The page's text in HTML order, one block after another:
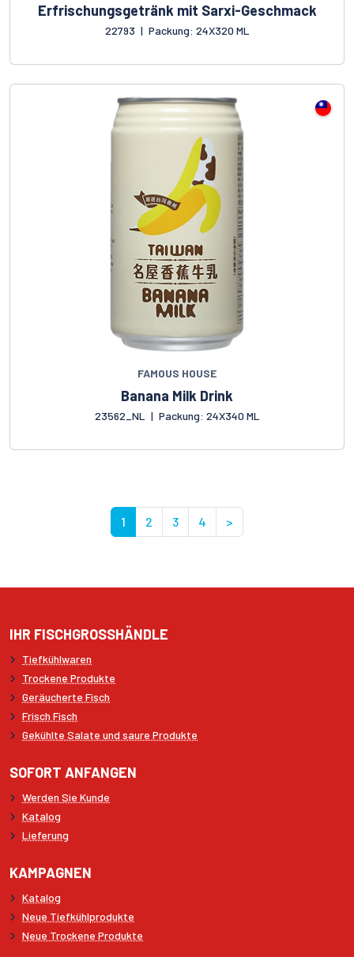
Erfrischungsgetränk mit Sarxi-Geschmack
22793 | Packung: 24X320 ML
FAMOUS HOUSE
Banana Milk Drink
23562_NL | Packung: 24X340 ML
1 2 3 4 >
IHR FISCHGROSSHÄNDLE
Tiefkühlwaren
Trockene Produkte
Geräucherte Fisch
Frisch Fisch
Gekühlte Salate und saure Produkte
SOFORT ANFANGEN
Werden Sie Kunde
Katalog
Lieferung
KAMPAGNEN
Katalog
Neue Tiefkühlprodukte
Neue Trockene Produkte